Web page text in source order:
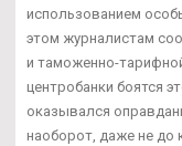
использованием
этом журналистам
и таможенно-
центробанки боятся
оказывался
наоборот, даже не до